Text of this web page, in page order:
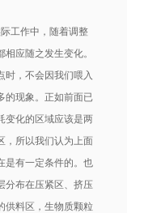
工作中，随着调整
应随之发生变化。
时，不会因我们喂入
的现象。正如前面已
变化的区域应该是两
所以我们认为上面
有一定条件的。也
分布在压紧区、挤压
供料区，生物质颗粒